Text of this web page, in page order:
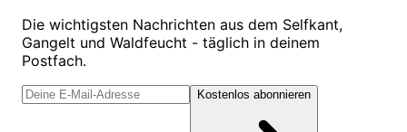
Die wichtigsten Nachrichten aus dem Selfkant,
Gangelt und Waldfeucht - täglich in deinem
Postfach.
Kostenlos abonnieren